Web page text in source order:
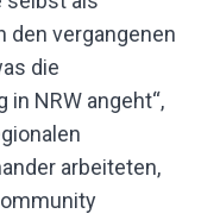
den vergangenen
die
NRW angeht“,
arbeiteten,